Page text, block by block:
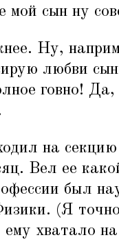
мой сын ну
Ну,
любви
говно! Да,
на секцию
Вел ее
был
(Я
хватало